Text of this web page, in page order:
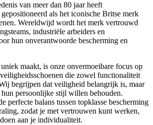
van meer dan 80 jaar heeft
als het iconische Britse merk
Wereldwijd wordt het merk vertrouwd
industriële arbeiders en
hun onverantwoorde bescherming en
uniek maakt, is onze onvermoeibare focus op
die zowel functionaliteit
begrijpen dat veiligheid belangrijk is, maar
persoonlijke stijl willen behouden.
perfecte balans tussen topklasse bescherming
zodat je met vertrouwen kunt werken,
aan je individualiteit.